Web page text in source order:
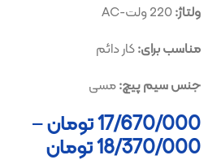
ولتاژ:
مناسب برای:کار دائم
جنس سیم پیچ:مسی
17/670/000تومان–
18/370/000تومان